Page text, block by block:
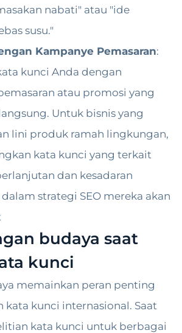
nabati" atau "ide
susu."
Kampanye Pemasaran:
kunci Anda dengan
atau promosi yang
Untuk bisnis yang
lini produk ramah lingkungan,
kata kunci yang terkait
dan kesadaran
strategi SEO mereka akan
budaya saat
kunci
memainkan peran penting
kunci internasional. Saat
kata kunci untuk berbagai